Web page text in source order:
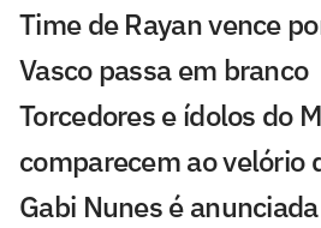
Time de Rayan vence
Vasco passa em branco
Torcedores e ídolos do
comparecem ao velório
Gabi Nunes é